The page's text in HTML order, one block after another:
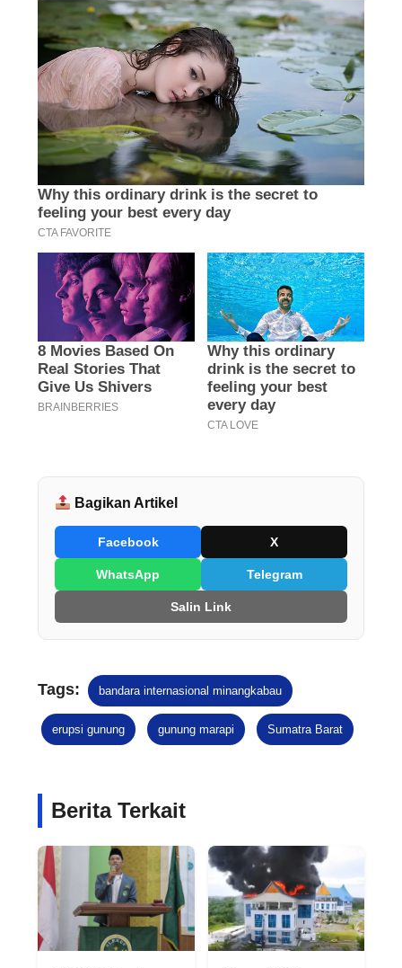
Bagikan Artikel
Facebook X
WhatsApp Telegram
Salin Link
Tags: bandara internasional minangkabau
erupsi gunung gunung marapi Sumatra Barat
Berita Terkait